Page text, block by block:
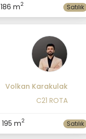
186 m2 Satılık
Volkan Karakulak
C21 ROTA
195 m2 Satılık